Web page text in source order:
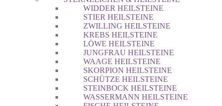
WIDDER HEILSTEINE
STIER HEILSTEINE
ZWILLING HEILSTEINE
KREBS HEILSTEINE
LÖWE HEILSTEINE
JUNGFRAU HEILSTEINE
WAAGE HEILSTEINE
SKORPION HEILSTEINE
SCHÜTZE HEILSTEINE
STEINBOCK HEILSTEINE
WASSERMANN HEILSTEINE